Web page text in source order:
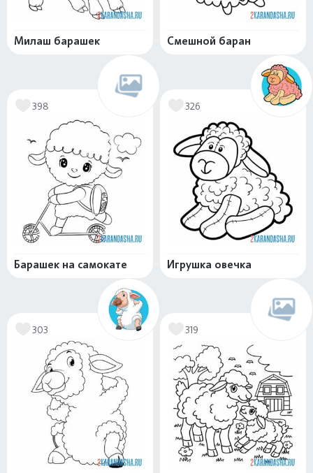
Милаш барашек Смешной баран
398
Барашек на самокате
326
Игрушка овечка
303 319